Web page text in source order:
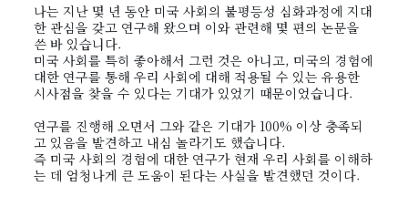
나는 지난 몇 년 동안 미국 사회의 불평등성 심화과정에 지대
한 관심을 갖고 연구해 왔으며 이와 관련해 몇 편의 논문을
쓴 바 있습니다.
미국 사회를 특히 좋아해서 그런 것은 아니고, 미국의 경험에
대한 연구를 통해 우리 사회에 대해 적용될 수 있는 유용한
시사점을 찾을 수 있다는 기대가 있었기 때문이었습니다.
연구를 진행해 오면서 그와 같은 기대가 100% 이상 충족되
고 있음을 발견하고 내심 놀라기도 했습니다.
즉 미국 사회의 경험에 대한 연구가 현재 우리 사회를 이해하
는 데 엄청나게 큰 도움이 된다는 사실을 발견했던 것이다.